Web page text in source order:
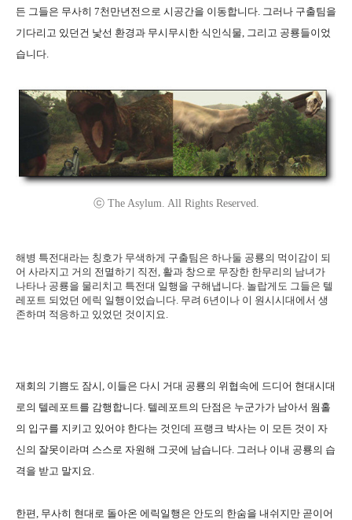
든 그들은 무사히 7천만년전으로 시공간을 이동합니다. 그러나 구출팀을
기다리고 있던건 낯선 환경과 무시무시한 식인식물, 그리고 공룡들이었
습니다.
ⓒ The Asylum. All Rights Reserved.
해병 특전대라는 칭호가 무색하게 구출팀은 하나둘 공룡의 먹이감이 되
어 사라지고 거의 전멸하기 직전, 활과 창으로 무장한 한무리의 남녀가
나타나 공룡을 물리치고 특전대 일행을 구해냅니다. 놀랍게도 그들은 텔
레포트 되었던 에릭 일행이었습니다. 무려 6년이나 이 원시시대에서 생
존하며 적응하고 있었던 것이지요.
재회의 기쁨도 잠시, 이들은 다시 거대 공룡의 위협속에 드디어 현대시대
로의 텔레포트를 감행합니다. 텔레포트의 단점은 누군가가 남아서 웜홀
의 입구를 지키고 있어야 한다는 것인데 프랭크 박사는 이 모든 것이 자
신의 잘못이라며 스스로 자원해 그곳에 남습니다. 그러나 이내 공룡의 습
격을 받고 말지요.
한편, 무사히 현대로 돌아온 에릭일행은 안도의 한숨을 내쉬지만 곧이어